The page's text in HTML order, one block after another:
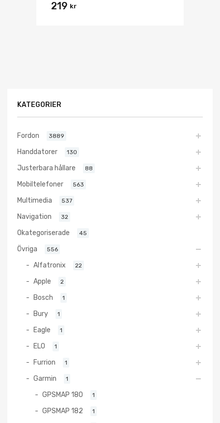
219 kr
KATEGORIER
Fordon 3889
Handdatorer 130
Justerbara hållare 88
Mobiltelefoner 563
Multimedia 537
Navigation 32
Okategoriserade 45
Övriga 556
Alfatronix 22
Apple 2
Bosch 1
Bury 1
Eagle 1
ELO 1
Furrion 1
Garmin 1
GPSMAP 180 1
GPSMAP 182 1